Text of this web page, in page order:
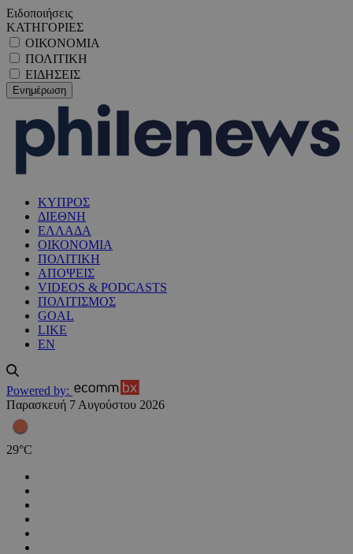
Ειδοποιήσεις
ΚΑΤΗΓΟΡΙΕΣ
ΟΙΚΟΝΟΜΙΑ
ΠΟΛΙΤΙΚΗ
ΕΙΔΗΣΕΙΣ
ΚΥΠΡΟΣ
ΔΙΕΘΝΗ
ΕΛΛΑΔΑ
ΟΙΚΟΝΟΜΙΑ
ΠΟΛΙΤΙΚΗ
ΑΠΟΨΕΙΣ
VIDEOS & PODCASTS
ΠΟΛΙΤΙΣΜΟΣ
GOAL
LIKE
EN
Powered by:
Παρασκευή 7 Αυγούστου 2026
29°C